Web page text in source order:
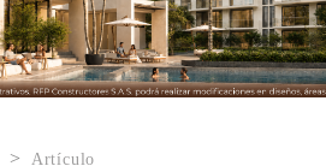
Artículo